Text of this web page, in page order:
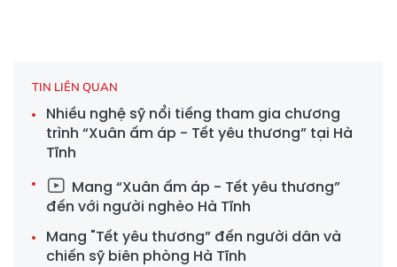
TIN LIÊN QUAN
Nhiều nghệ sỹ nổi tiếng tham gia chương
trình “Xuân ấm áp - Tết yêu thương” tại Hà
Tĩnh
Mang “Xuân ấm áp - Tết yêu thương”
đến với người nghèo Hà Tĩnh
Mang "Tết yêu thương” đến người dân và
chiến sỹ biên phòng Hà Tĩnh